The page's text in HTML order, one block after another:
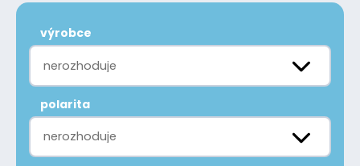
výrobce
nerozhoduje
polarita
nerozhoduje